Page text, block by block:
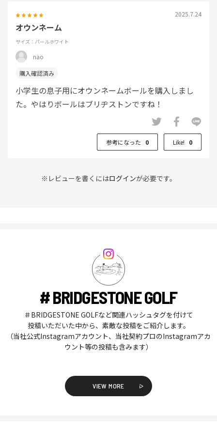
2025.7.24
オウンネーム
サイズ：パールホワイト
nao
小学生の息子用にオウンネームボールを購入しまし
た。やはりボールはブリヂストンですね！
参考になった 0 Like! 0
※レビューを書くにはログインが必要です。
# BRIDGESTONE GOLF
＃BRIDGESTONE GOLFなど関連ハッシュタグを付けて
投稿いただいた中から、素敵な投稿をご紹介します。
（当社公式Instagramアカウント、当社契約プロのInstagramアカ
ウント等の投稿も含みます）
VIEW MORE